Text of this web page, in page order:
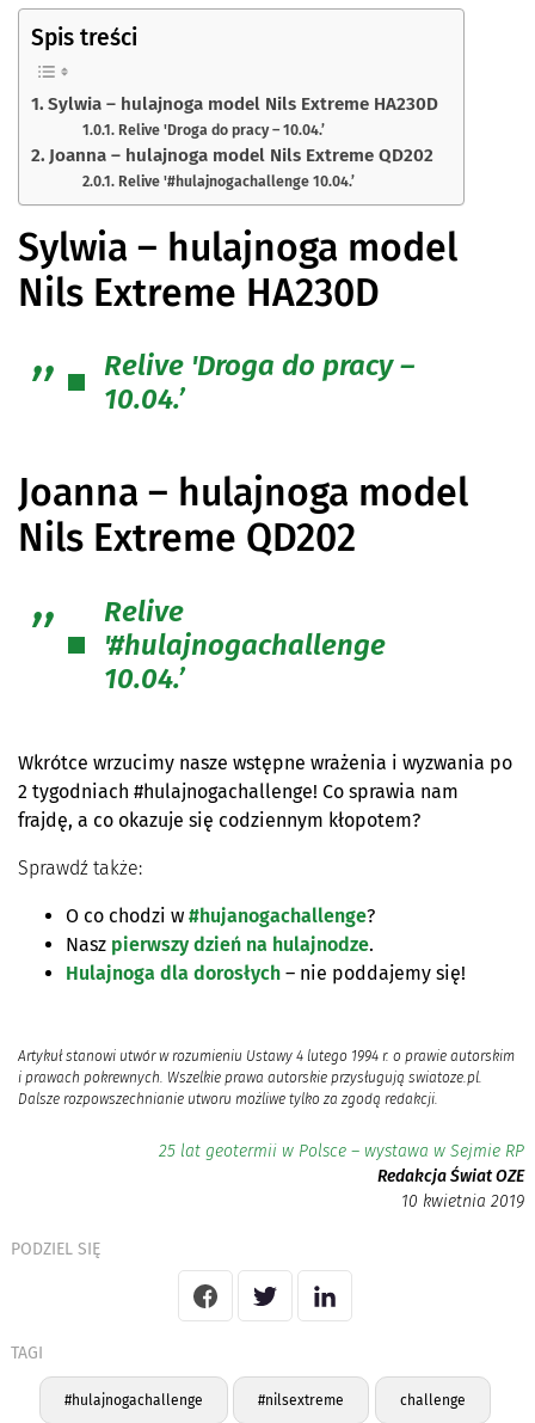
Spis treści
Sylwia – hulajnoga model Nils Extreme HA230D
Relive 'Droga do pracy – 10.04.’
Joanna – hulajnoga model Nils Extreme QD202
Relive '#hulajnogachallenge 10.04.’
Sylwia – hulajnoga model
Nils Extreme HA230D
Relive 'Droga do pracy –
10.04.’
Joanna – hulajnoga model
Nils Extreme QD202
Relive
'#hulajnogachallenge
10.04.’
Wkrótce wrzucimy nasze wstępne wrażenia i wyzwania po
2 tygodniach #hulajnogachallenge! Co sprawia nam
frajdę, a co okazuje się codziennym kłopotem?
Sprawdź także:
O co chodzi w #hujanogachallenge?
Nasz pierwszy dzień na hulajnodze.
Hulajnoga dla dorosłych – nie poddajemy się!
Artykuł stanowi utwór w rozumieniu Ustawy 4 lutego 1994 r. o prawie autorskim
i prawach pokrewnych. Wszelkie prawa autorskie przysługują swiatoze.pl.
Dalsze rozpowszechnianie utworu możliwe tylko za zgodą redakcji.
25 lat geotermii w Polsce – wystawa w Sejmie RP
Redakcja Świat OZE
10 kwietnia 2019
PODZIEL SIĘ
TAGI
#hulajnogachallenge #nilsextreme challenge